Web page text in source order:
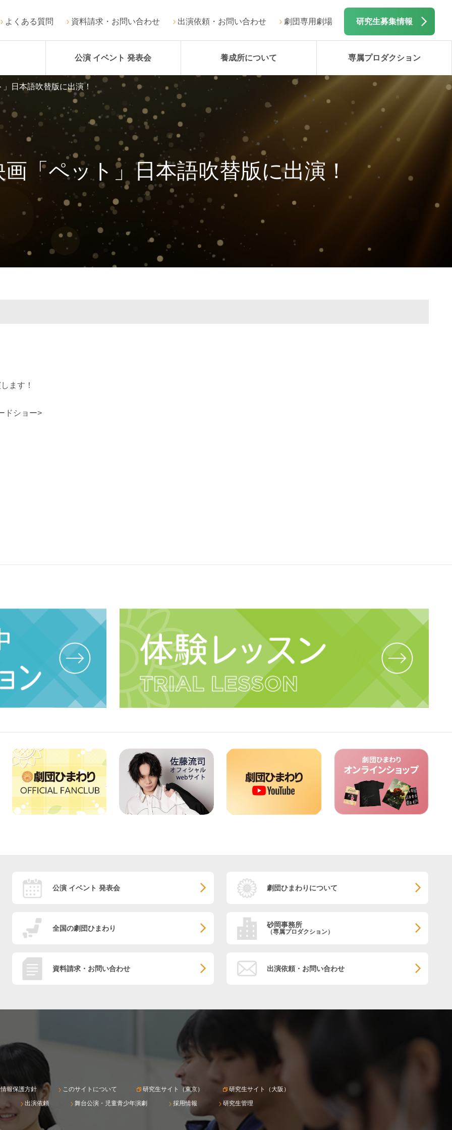
よくある質問 資料請求・お問い合わせ 出演依頼・お問い合わせ 劇団専用劇場 研究生募集情報
公演 イベント 発表会 養成所について 専属プロダクション
「ペット」日本語吹替版に出演！
日本語吹替版に出演！
ます！
ドショー>
公演 イベント 発表会 劇団ひまわりについて
全国の劇団ひまわり 砂岡事務所
（専属プロダクション）
資料請求・お問い合わせ 出演依頼・お問い合わせ
報保護方針 このサイトについて 研究生サイト（東京）
研究生サイト（大阪）
出演依頼
舞台公演・児童青少年演劇 採用情報 研究生管理